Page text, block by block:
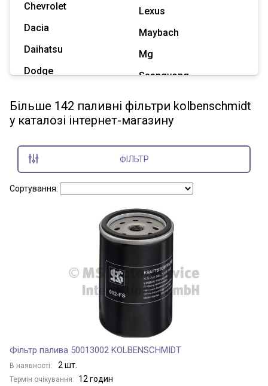
Chevrolet
Dacia
Daihatsu
Dodge
Great Wall
Hummer
Lexus
Maybach
Mg
Ssangyong
Tesla
Показати всі марки
Більше 142 паливні фільтри kolbenschmidt
у каталозі інтернет-магазину
ФІЛЬТР
Сортування:
Фільтр палива 50013002 KOLBENSCHMIDT
В наявності: 2 шт.
Термін очікування: 12 годин